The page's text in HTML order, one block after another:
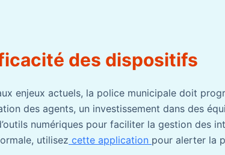
des dispositifs
enjeux actuels, la police municipale doit
des agents, un investissement dans des
numériques pour faciliter la gestion des
utilisez cette application pour alerter la